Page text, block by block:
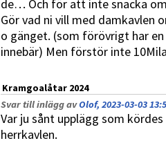
de… Och för att inte snacka
Gör vad ni vill med damkavlen
o gänget. (som förövrigt har
innebär) Men förstör inte
Kramgoalåtar 2024
Svar till inlägg avOlof, 2023-03-03
Var ju sånt upplägg som
herrkavlen.